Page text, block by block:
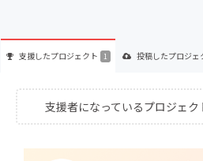
支援したプロジェクト 1 投稿したプロジェ
支援者になっているプロジェク